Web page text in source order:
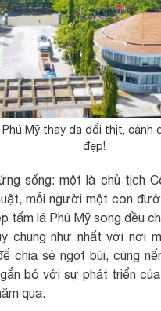
Phú Mỹ thay da đổi thịt, cảnh
đẹp!
sống: một là chủ tịch
mỗi người một con
tấm lá Phú Mỹ song đều
chung như nhất với nơi
chia sẻ ngọt bùi, cùng
bó với sự phát triển
qua.